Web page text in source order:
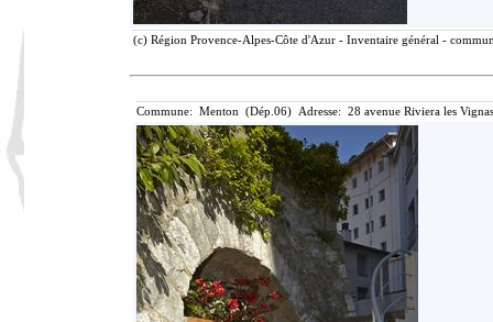
(c) Région Provence-Alpes-Côte d'Azur - Inventaire général -
Commune: Menton (Dép.06) Adresse: 28 avenue Riviera les